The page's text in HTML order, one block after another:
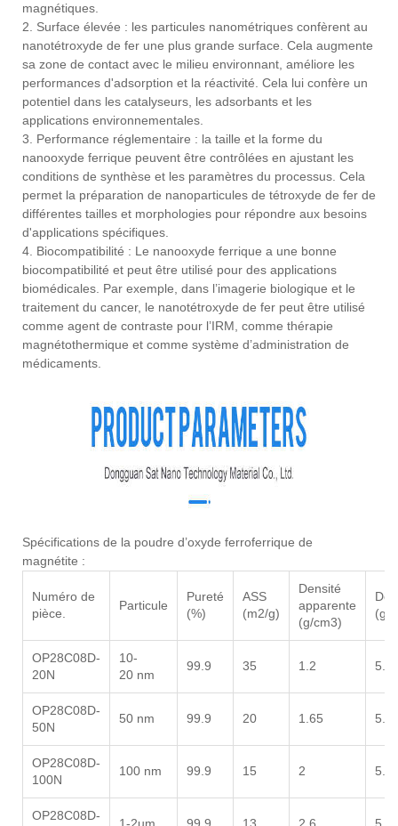
magnétiques.
2. Surface élevée : les particules nanométriques confèrent au
nanotétroxyde de fer une plus grande surface. Cela augmente
sa zone de contact avec le milieu environnant, améliore les
performances d'adsorption et la réactivité. Cela lui confère un
potentiel dans les catalyseurs, les adsorbants et les
applications environnementales.
3. Performance réglementaire : la taille et la forme du
nanooxyde ferrique peuvent être contrôlées en ajustant les
conditions de synthèse et les paramètres du processus. Cela
permet la préparation de nanoparticules de tétroxyde de fer de
différentes tailles et morphologies pour répondre aux besoins
d'applications spécifiques.
4. Biocompatibilité : Le nanooxyde ferrique a une bonne
biocompatibilité et peut être utilisé pour des applications
biomédicales. Par exemple, dans l’imagerie biologique et le
traitement du cancer, le nanotétroxyde de fer peut être utilisé
comme agent de contraste pour l’IRM, comme thérapie
magnétothermique et comme système d’administration de
médicaments.
Spécifications de la poudre d’oxyde ferroferrique de
magnétite :
Numéro de
pièce.
Particule
Pureté
(%)
ASS
(m2/g)
Densité
apparente
(g/cm3)
(g/
OP28C08D-
20N
10-
20 nm
99.9 35 1.2 5.7
OP28C08D-
50N
50 nm 99.9 20 1.65 5.7
OP28C08D-
100N
100 nm 99.9 15 2 5.7
OP28C08D-